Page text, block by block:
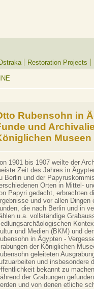
Restoration Projects
Rubensohn in
und
Museen
1901 bis 1907 weilte der
Zeit des Jahres in
Berlin und der
Orten in Mittel-
Papyri gedacht, erbrachten
und vor allen
die nach Berlin und in
u.a. vollständige
und Medien (BKM) und
in Ägypten -
der Königlichen
geleiteten
und insbesondere
bekannt zu
der Grabungen
und von denen etliche